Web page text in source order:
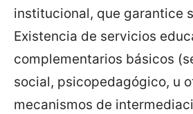
institucional, que garantice
Existencia de servicios
complementarios básicos
social, psicopedagógico, u
mecanismos de